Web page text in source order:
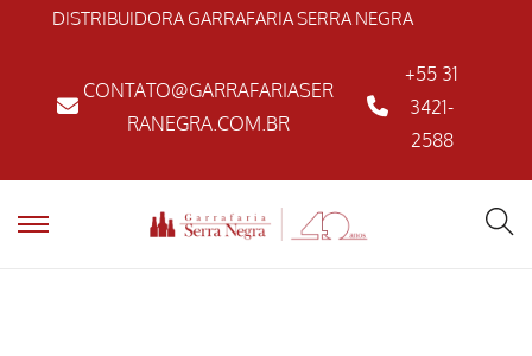
DISTRIBUIDORA GARRAFARIA SERRA NEGRA
CONTATO@GARRAFARIASER
RANEGRA.COM.BR
+55 31
3421-
2588